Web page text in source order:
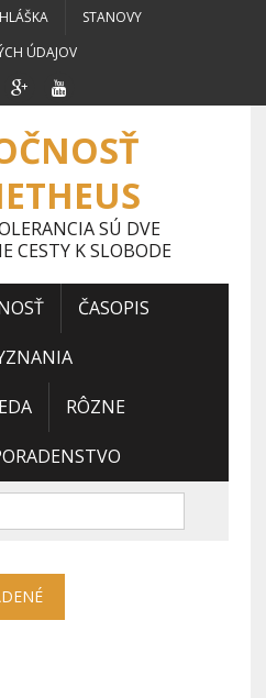
STANOVY
ÚDAJOV
SÚ DVE
CESTY K SLOBODE
ČASOPIS
RÔZNE